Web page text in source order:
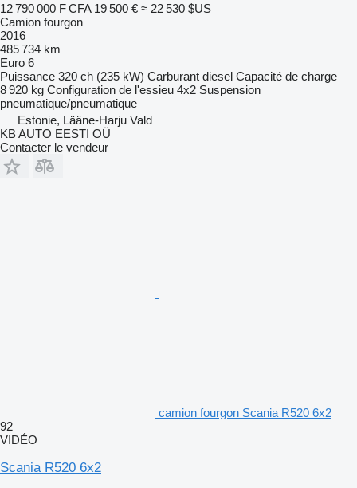
12 790 000 F CFA 19 500 € ≈ 22 530 $US
Camion fourgon
2016
485 734 km
Euro 6
Puissance 320 ch (235 kW) Carburant diesel Capacité de charge
8 920 kg Configuration de l'essieu 4x2 Suspension
pneumatique/pneumatique
Estonie, Lääne-Harju Vald
KB AUTO EESTI OÜ
Contacter le vendeur
camion fourgon Scania R520 6x2
92
VIDÉO
Scania R520 6x2